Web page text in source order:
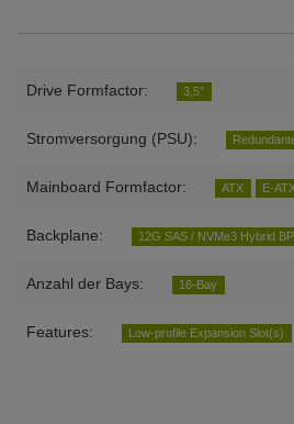
Drive Formfactor: 3,5"
Stromversorgung (PSU):
Mainboard Formfactor: ATX E-
Backplane: 12G SAS / NVMe3 Hybrid BP
Anzahl der Bays: 16-Bay
Features: Low-profile Expansion Slot(s)